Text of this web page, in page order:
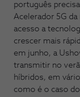
português
Acelerador 5G
acesso a
crescer mais
em junho, a
transmitir no
híbridos, em
como é o caso